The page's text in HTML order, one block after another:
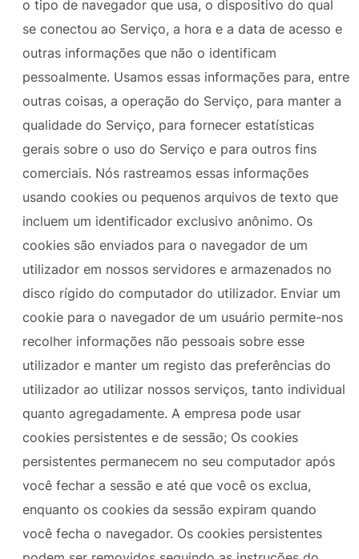
o tipo de navegador que usa, o dispositivo do qual
se conectou ao Serviço, a hora e a data de acesso e
outras informações que não o identificam
pessoalmente. Usamos essas informações para, entre
outras coisas, a operação do Serviço, para manter a
qualidade do Serviço, para fornecer estatísticas
gerais sobre o uso do Serviço e para outros fins
comerciais. Nós rastreamos essas informações
usando cookies ou pequenos arquivos de texto que
incluem um identificador exclusivo anônimo. Os
cookies são enviados para o navegador de um
utilizador em nossos servidores e armazenados no
disco rígido do computador do utilizador. Enviar um
cookie para o navegador de um usuário permite-nos
recolher informações não pessoais sobre esse
utilizador e manter um registo das preferências do
utilizador ao utilizar nossos serviços, tanto individual
quanto agregadamente. A empresa pode usar
cookies persistentes e de sessão; Os cookies
persistentes permanecem no seu computador após
você fechar a sessão e até que você os exclua,
enquanto os cookies da sessão expiram quando
você fecha o navegador. Os cookies persistentes